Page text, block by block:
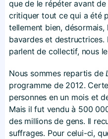
que de le répéter avant
critiquer tout ce qui a été
tellement bien,
bavardes et
parlent de collectif, nous
Nous sommes repartis de
programme de 2012.
personnes en un mois et
Mais il fut vendu à 500
des millions de gens. Il
suffrages. Pour celui-ci,